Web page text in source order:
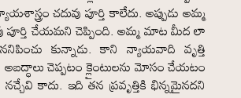
చదువు పూర్తి కాలేదు. అప్పుడు అమ్మ
పూర్తి చేయమని చెప్పింది. అమ్మ మాట మీద లా
కున్నాడు. కాని న్యాయవాది వృత్తి
చెప్పటం క్లైంటులను మోసం చేయటం
కాదు. ఇది తన ప్రవృత్తికి భిన్నమైనదని